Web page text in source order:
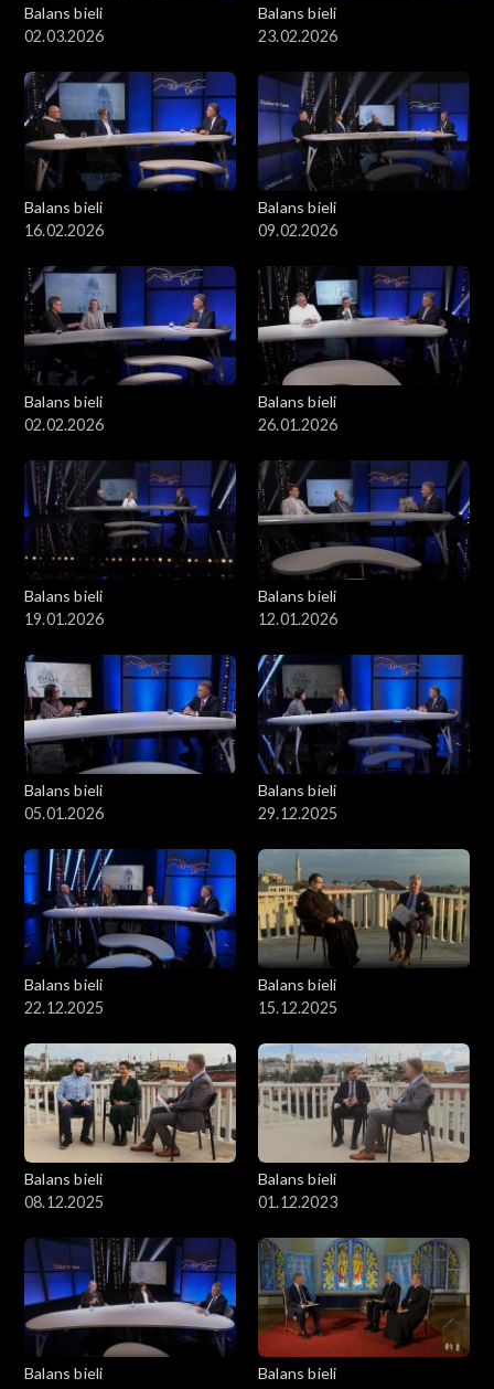
Balans bieli
02.03.2026
Balans bieli
23.02.2026
Balans bieli
16.02.2026
Balans bieli
09.02.2026
Balans bieli
02.02.2026
Balans bieli
26.01.2026
Balans bieli
19.01.2026
Balans bieli
12.01.2026
Balans bieli
05.01.2026
Balans bieli
29.12.2025
Balans bieli
22.12.2025
Balans bieli
15.12.2025
Balans bieli
08.12.2025
Balans bieli
01.12.2023
Balans bieli
Balans bieli